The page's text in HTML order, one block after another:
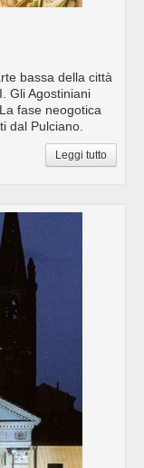
bassa della città
Gli Agostiniani
fase neogotica
dal Pulciano.
Leggi tutto